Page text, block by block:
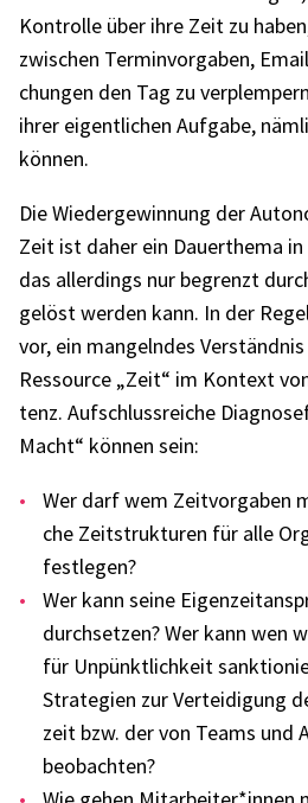
Kontrolle über ihre Zeit zu
zwischen Termin­vor­ga­ben,
chun­gen den Tag zu
ihrer eigent­li­chen Aufgabe,
können.
Die Wieder­ge­win­nung der
Zeit ist daher ein Dauer­thema
das aller­dings nur begrenzt
gelöst werden kann. In der
vor, ein mangeln­des
Ressource „Zeit“ im Kontext
tenz. Aufschluss­rei­che
Macht“ können sein:
Wer darf wem Zeit­vor­ga­ben
che Zeit­struk­tu­ren für alle
fest­le­gen?
Wer kann seine
durch­set­zen? Wer kann wen
für Unpünkt­lich­keit
Stra­te­gien zur Vertei­di­gung
zeit bzw. der von Teams und
beob­ach­ten?